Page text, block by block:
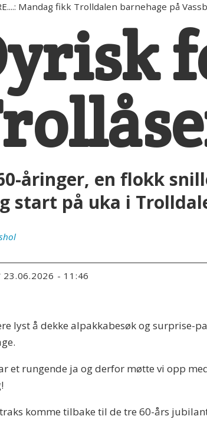
Mandag fikk Trolldalen barnehage på
åringer, en flokk
start på uka i
23.06.2026 - 11:46
lyst å dekke alpakkabesøk og surprise-
et rungende ja og derfor møtte vi opp
komme tilbake til de tre 60-års